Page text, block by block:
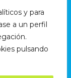
y para
a un perfil
pulsando